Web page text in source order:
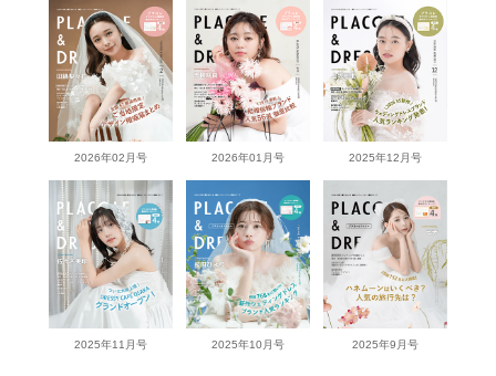
2026年02月号 2026年01月号 2025年12月号
2025年11月号 2025年10月号 2025年9月号